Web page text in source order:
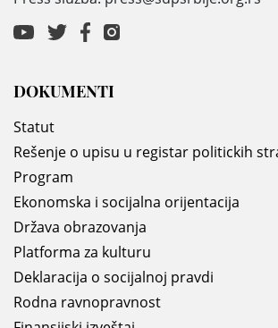
DOKUMENTI
Statut
Rešenje o upisu u registar politickih
Program
Ekonomska i socijalna orijentacija
Država obrazovanja
Platforma za kulturu
Deklaracija o socijalnoj pravdi
Rodna ravnopravnost